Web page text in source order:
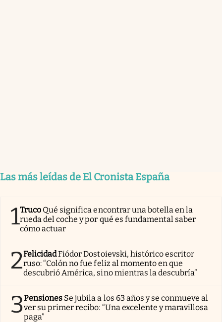
Las más leídas de El Cronista España
1Truco Qué significa encontrar una botella en la
rueda del coche y por qué es fundamental saber
cómo actuar
2FelicidadFiódor Dostoievski, histórico escritor
ruso: “Colón no fue feliz al momento en que
descubrió América, sino mientras la descubría”
3Pensiones Se jubila a los 63 años y se conmueve al
ver su primer recibo: “Una excelente y maravillosa
paga”